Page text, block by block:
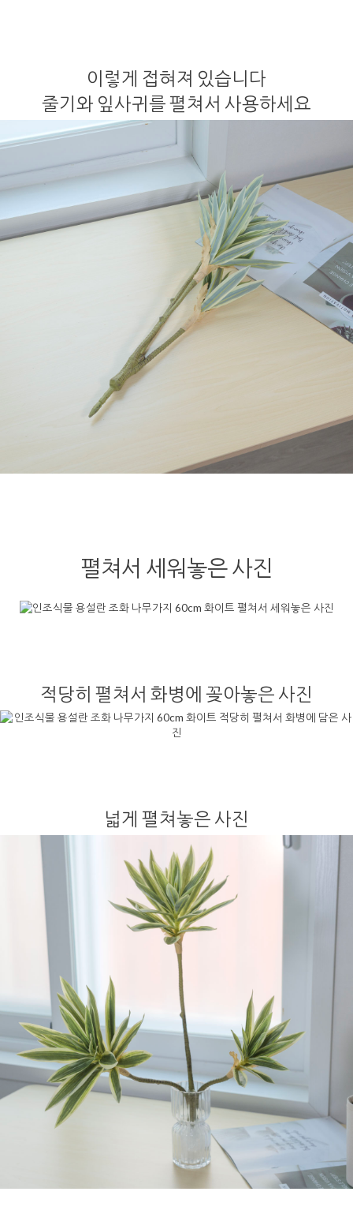
이렇게 접혀져 있습니다
줄기와 잎사귀를 펼쳐서 사용하세요
펼쳐서 세워놓은 사진
적당히 펼쳐서 화병에 꽂아놓은 사진
넓게 펼쳐놓은 사진